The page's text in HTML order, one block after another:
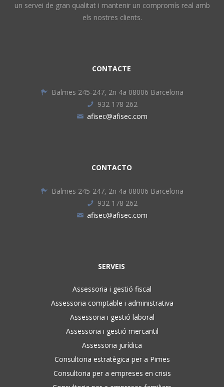
un servei de gran qualitat i mantenir un compromís real amb
els nostres clients.
CONTACTE
Balmes 245-247, 2n 4a 08006 Barcelona
932 178 262
afisec@afisec.com
CONTACTO
Balmes 245-247, 2n 4a 08006 Barcelona
932 178 262
afisec@afisec.com
SERVEIS
Assessoria i gestió fiscal
Assessoria comptable i administrativa
Assessoria i gestió laboral
Assessoria i gestió mercantil
Assessoria jurídica
Consultoria estratègica per a Pimes
Consultoria per a empreses en crisis